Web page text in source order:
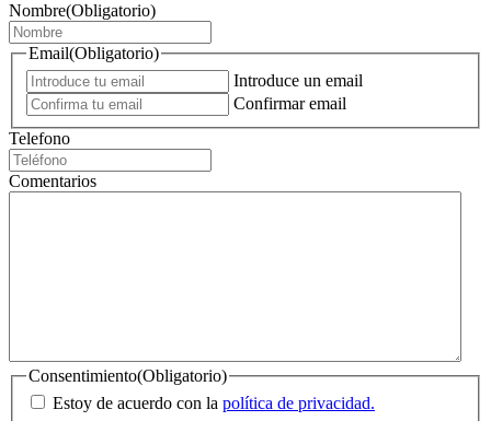
Nombre(Obligatorio)
Email(Obligatorio)
Introduce un email
Confirmar email
Telefono
Comentarios
Consentimiento(Obligatorio)
Estoy de acuerdo con la política de privacidad.